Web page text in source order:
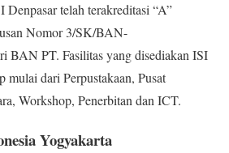
Denpasar telah terakreditasi “A”
Nomor 3/SK/BAN-
BAN PT. Fasilitas yang disediakan ISI
mulai dari Perpustakaan, Pusat
Workshop, Penerbitan dan ICT.
Yogyakarta